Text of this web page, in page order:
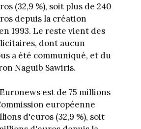
(32,9 %), soit plus de 240
depuis la création
1993. Le reste vient des
dont aucun
a été communiqué, et du
Naguib Sawiris.
est de 75 millions
européenne
d'euros (32,9 %), soit